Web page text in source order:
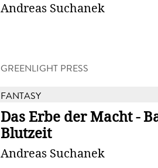
Andreas Suchanek
GREENLIGHT PRESS
FANTASY
Das Erbe der Macht -
Blutzeit
Andreas Suchanek